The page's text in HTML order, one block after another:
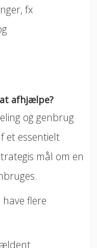
fx
afhjælpe?
og genbrug
et essentielt
mål om en
flere